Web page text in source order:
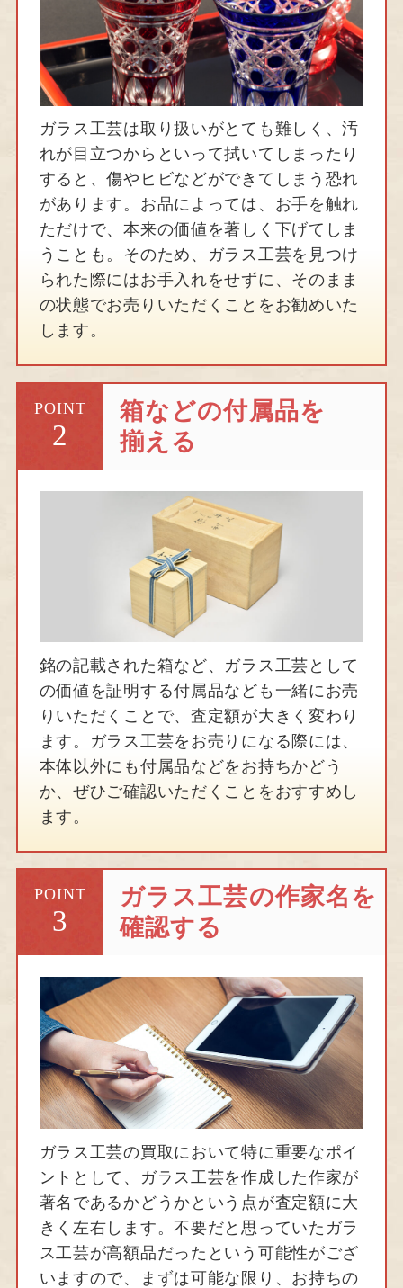
ガラス工芸は取り扱いがとても難しく、汚
れが目立つからといって拭いてしまったり
すると、傷やヒビなどができてしまう恐れ
があります。お品によっては、お手を触れ
ただけで、本来の価値を著しく下げてしま
うことも。そのため、ガラス工芸を見つけ
られた際にはお手入れをせずに、そのまま
の状態でお売りいただくことをお勧めいた
します。
POINT
2
箱などの付属品を
揃える
銘の記載された箱など、ガラス工芸として
の価値を証明する付属品なども一緒にお売
りいただくことで、査定額が大きく変わり
ます。ガラス工芸をお売りになる際には、
本体以外にも付属品などをお持ちかどう
か、ぜひご確認いただくことをおすすめし
ます。
POINT
3
ガラス工芸の作家名を
確認する
ガラス工芸の買取において特に重要なポイ
ントとして、ガラス工芸を作成した作家が
著名であるかどうかという点が査定額に大
きく左右します。不要だと思っていたガラ
ス工芸が高額品だったという可能性がござ
いますので、まずは可能な限り、お持ちの